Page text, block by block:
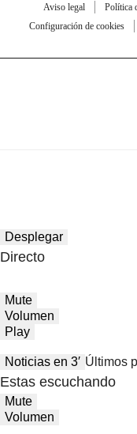
Aviso legal Política
Configuración de cookies
Desplegar
Directo
Mute
Volumen
Play
Noticias en 3′ Últimos
Estas escuchando
Mute
Volumen